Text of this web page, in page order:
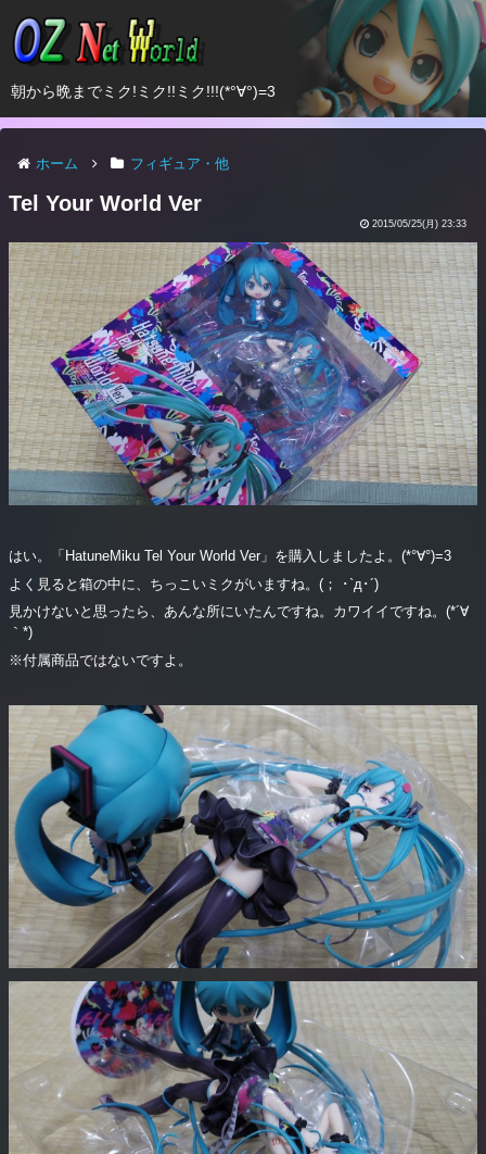
朝から晩までミク!ミク!!ミク!!!(*°∀°)=3
ホーム フィギュア・他
Tel Your World Ver
2015/05/25(月) 23:33
はい。「HatuneMiku Tel Your World Ver」を購入しましたよ。(*°∀°)=3
よく見ると箱の中に、ちっこいミクがいますね。(； ･`д･´)
見かけないと思ったら、あんな所にいたんですね。カワイイですね。(*´∀
｀*)
※付属商品ではないですよ。